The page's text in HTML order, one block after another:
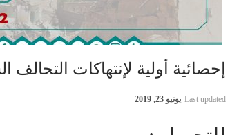
إحصائية أولية لإنتهاكات التحالف
Last updated يونيو 23, 2019